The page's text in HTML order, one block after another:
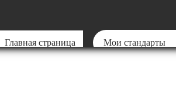
Главная страница Мои стандарты